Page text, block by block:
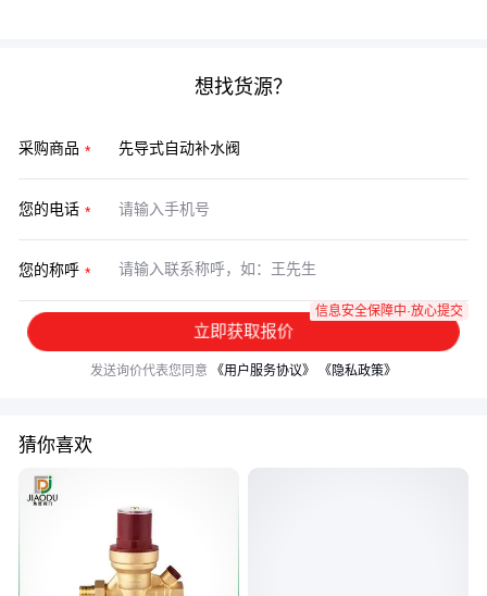
想找货源？
采购商品
您的电话
您的称呼
立即获取报价
信息安全保障中·放心提交
发送询价代表您同意 《用户服务协议》 《隐私政策》
猜你喜欢